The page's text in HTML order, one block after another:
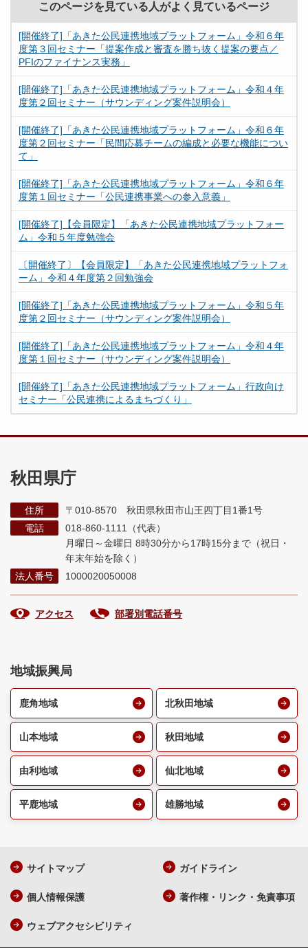
このページを見ている人がよく見ているページ
[開催終了]「あきた公民連携地域プラットフォーム」令和６年
度第３回セミナー「提案作成と審査を勝ち抜く提案の要点／
PFIのファイナンス実務」
[開催終了]「あきた公民連携地域プラットフォーム」令和４年
度第２回セミナー（サウンディング案件説明会）
[開催終了]「あきた公民連携地域プラットフォーム」令和６年
度第２回セミナー「民間応募チームの編成と必要な機能につい
て」
[開催終了]「あきた公民連携地域プラットフォーム」令和６年
度第１回セミナー「公民連携事業への参入意義」
[開催終了]【会員限定】「あきた公民連携地域プラットフォー
ム」令和５年度勉強会
〔開催終了〕【会員限定】「あきた公民連携地域プラットフォ
ーム」令和４年度第２回勉強会
[開催終了]「あきた公民連携地域プラットフォーム」令和５年
度第２回セミナー（サウンディング案件説明会）
[開催終了]「あきた公民連携地域プラットフォーム」令和４年
度第１回セミナー（サウンディング案件説明会）
[開催終了]「あきた公民連携地域プラットフォーム」行政向け
セミナー「公民連携によるまちづくり」
秋田県庁
住所
〒010-8570 秋田県秋田市山王四丁目1番1号
電話
018-860-1111（代表）
月曜日～金曜日 8時30分から17時15分まで （祝日・
年末年始を除く）
法人番号
1000020050008
アクセス 部署別電話番号
地域振興局
鹿角地域 北秋田地域
山本地域 秋田地域
由利地域 仙北地域
平鹿地域 雄勝地域
サイトマップ ガイドライン
個人情報保護 著作権・リンク・免責事項
ウェブアクセシビリティ